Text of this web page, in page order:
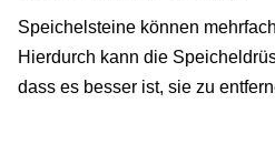
Speichelsteine können
Hierdurch kann die
dass es besser ist, sie zu